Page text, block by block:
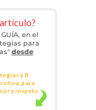
en el
para
desde
y 8
para
y respeto